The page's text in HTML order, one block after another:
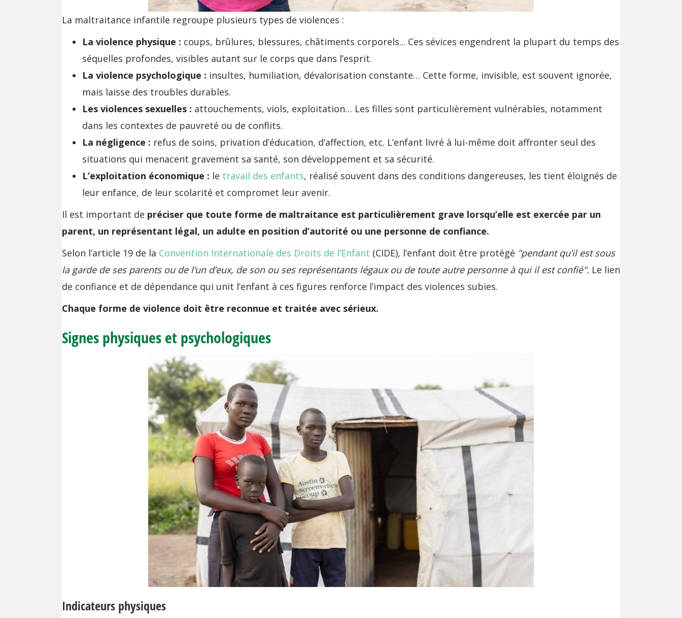
La maltraitance infantile regroupe plusieurs types de violences :
La violence physique : coups, brûlures, blessures, châtiments corporels... Ces sévices engendrent la plupart du temps des
séquelles profondes, visibles autant sur le corps que dans l’esprit.
La violence psychologique : insultes, humiliation, dévalorisation constante… Cette forme, invisible, est souvent ignorée,
mais laisse des troubles durables.
Les violences sexuelles : attouchements, viols, exploitation… Les filles sont particulièrement vulnérables, notamment
dans les contextes de pauvreté ou de conflits.
La négligence : refus de soins, privation d’éducation, d’affection, etc. L’enfant livré à lui-même doit affronter seul des
situations qui menacent gravement sa santé, son développement et sa sécurité.
L’exploitation économique : le travail des enfants, réalisé souvent dans des conditions dangereuses, les tient éloignés de
leur enfance, de leur scolarité et compromet leur avenir.
Il est important de préciser que toute forme de maltraitance est particulièrement grave lorsqu’elle est exercée par un
parent, un représentant légal, un adulte en position d’autorité ou une personne de confiance.
Selon l’article 19 de la Convention Internationale des Droits de l’Enfant (CIDE), l’enfant doit être protégé "pendant qu’il est sous
la garde de ses parents ou de l’un d’eux, de son ou ses représentants légaux ou de toute autre personne à qui il est confié". Le lien
de confiance et de dépendance qui unit l’enfant à ces figures renforce l’impact des violences subies.
Chaque forme de violence doit être reconnue et traitée avec sérieux.
Signes physiques et psychologiques
Indicateurs physiques